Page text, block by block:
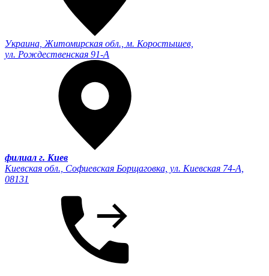
Украина, Житомирская обл., м. Коростышев,
ул. Рождественская 91-А
филиал г. Киев
Киевская обл., Софиевская Борщаговка, ул. Киевская 74-А,
08131